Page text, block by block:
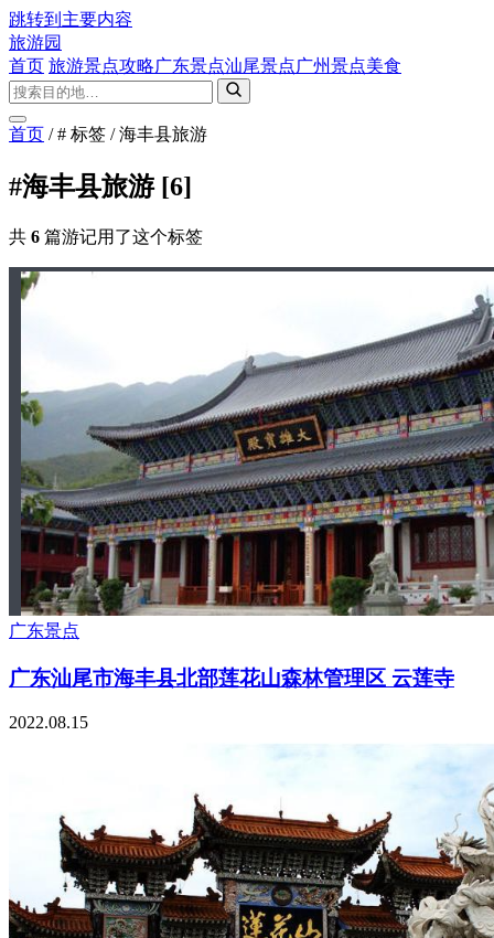
跳转到主要内容
旅游园
首页 旅游景点攻略广东景点汕尾景点广州景点美食
首页 / # 标签 / 海丰县旅游
#海丰县旅游 [6]
共 6 篇游记用了这个标签
广东景点
广东汕尾市海丰县北部莲花山森林管理区 云莲寺
2022.08.15